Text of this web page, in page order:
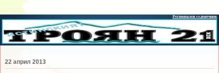
22 април 2013